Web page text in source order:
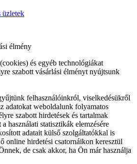
üzletek
élmény
és egyéb technológiákat
szabott vásárlási élményt nyújtsunk
felhasználóinkról, viselkedésükről
adatokat weboldalunk folyamatos
szabott hirdetések és tartalmak
használati statisztikák elemzésére
adatait külső szolgáltatókkal is
online hirdetési csatornáikon keresztül
de csak akkor, ha Ön már használja